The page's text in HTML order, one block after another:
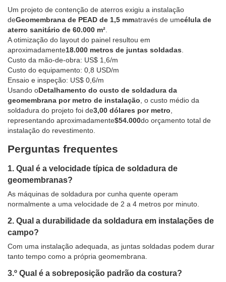
Um projeto de contenção de aterros exigiu a instalação
deGeomembrana de PEAD de 1,5 mmatravés de umcélula de
aterro sanitário de 60.000 m²
A otimização do layout do painel resultou em
aproximadamente18.000 metros de juntas soldadas
Custo da mão-de-obra: US$ 1,6/m
Custo do equipamento: 0,8 USD/m
Ensaio e inspeção: US$ 0,6/m
Usando oDetalhamento do custo de soldadura da
geomembrana por metro de instalação , o custo médio da
soldadura do projeto foi de3,00 dólares por metro
representando aproximadamente$54.000do orçamento total de
instalação do revestimento.
Perguntas frequentes
1. Qual é a velocidade típica de soldadura de
geomembranas?
As máquinas de soldadura por cunha quente operam
normalmente a uma velocidade de 2 a 4 metros por minuto.
2. Qual a durabilidade da soldadura em instalações de
campo?
Com uma instalação adequada, as juntas soldadas podem durar
tanto tempo como a própria geomembrana.
3.º Qual é a sobreposição padrão da costura?